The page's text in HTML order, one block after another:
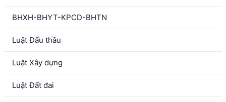
BHXH-BHYT-KPCD-BHTN
Luật Đấu thầu
Luật Xây dựng
Luật Đất đai